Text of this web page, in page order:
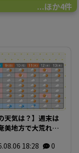
...ほか4件
天気は？】週末は
美地方で大荒れの
的に雲が広がり
も 西日本・東海
18:28 0